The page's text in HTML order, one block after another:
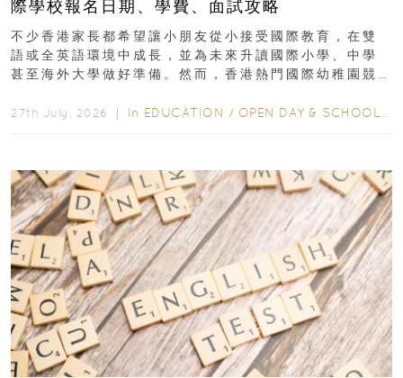
際學校報名日期、學費、面試攻略
不少香港家長都希望讓小朋友從小接受國際教育，在雙
語或全英語環境中成長，並為未來升讀國際小學、中學
甚至海外大學做好準備。然而，香港熱門國際幼稚園競
27th July, 2026 ｜ In EDUCATION / OPEN DAY & SCHOOL EVENTS